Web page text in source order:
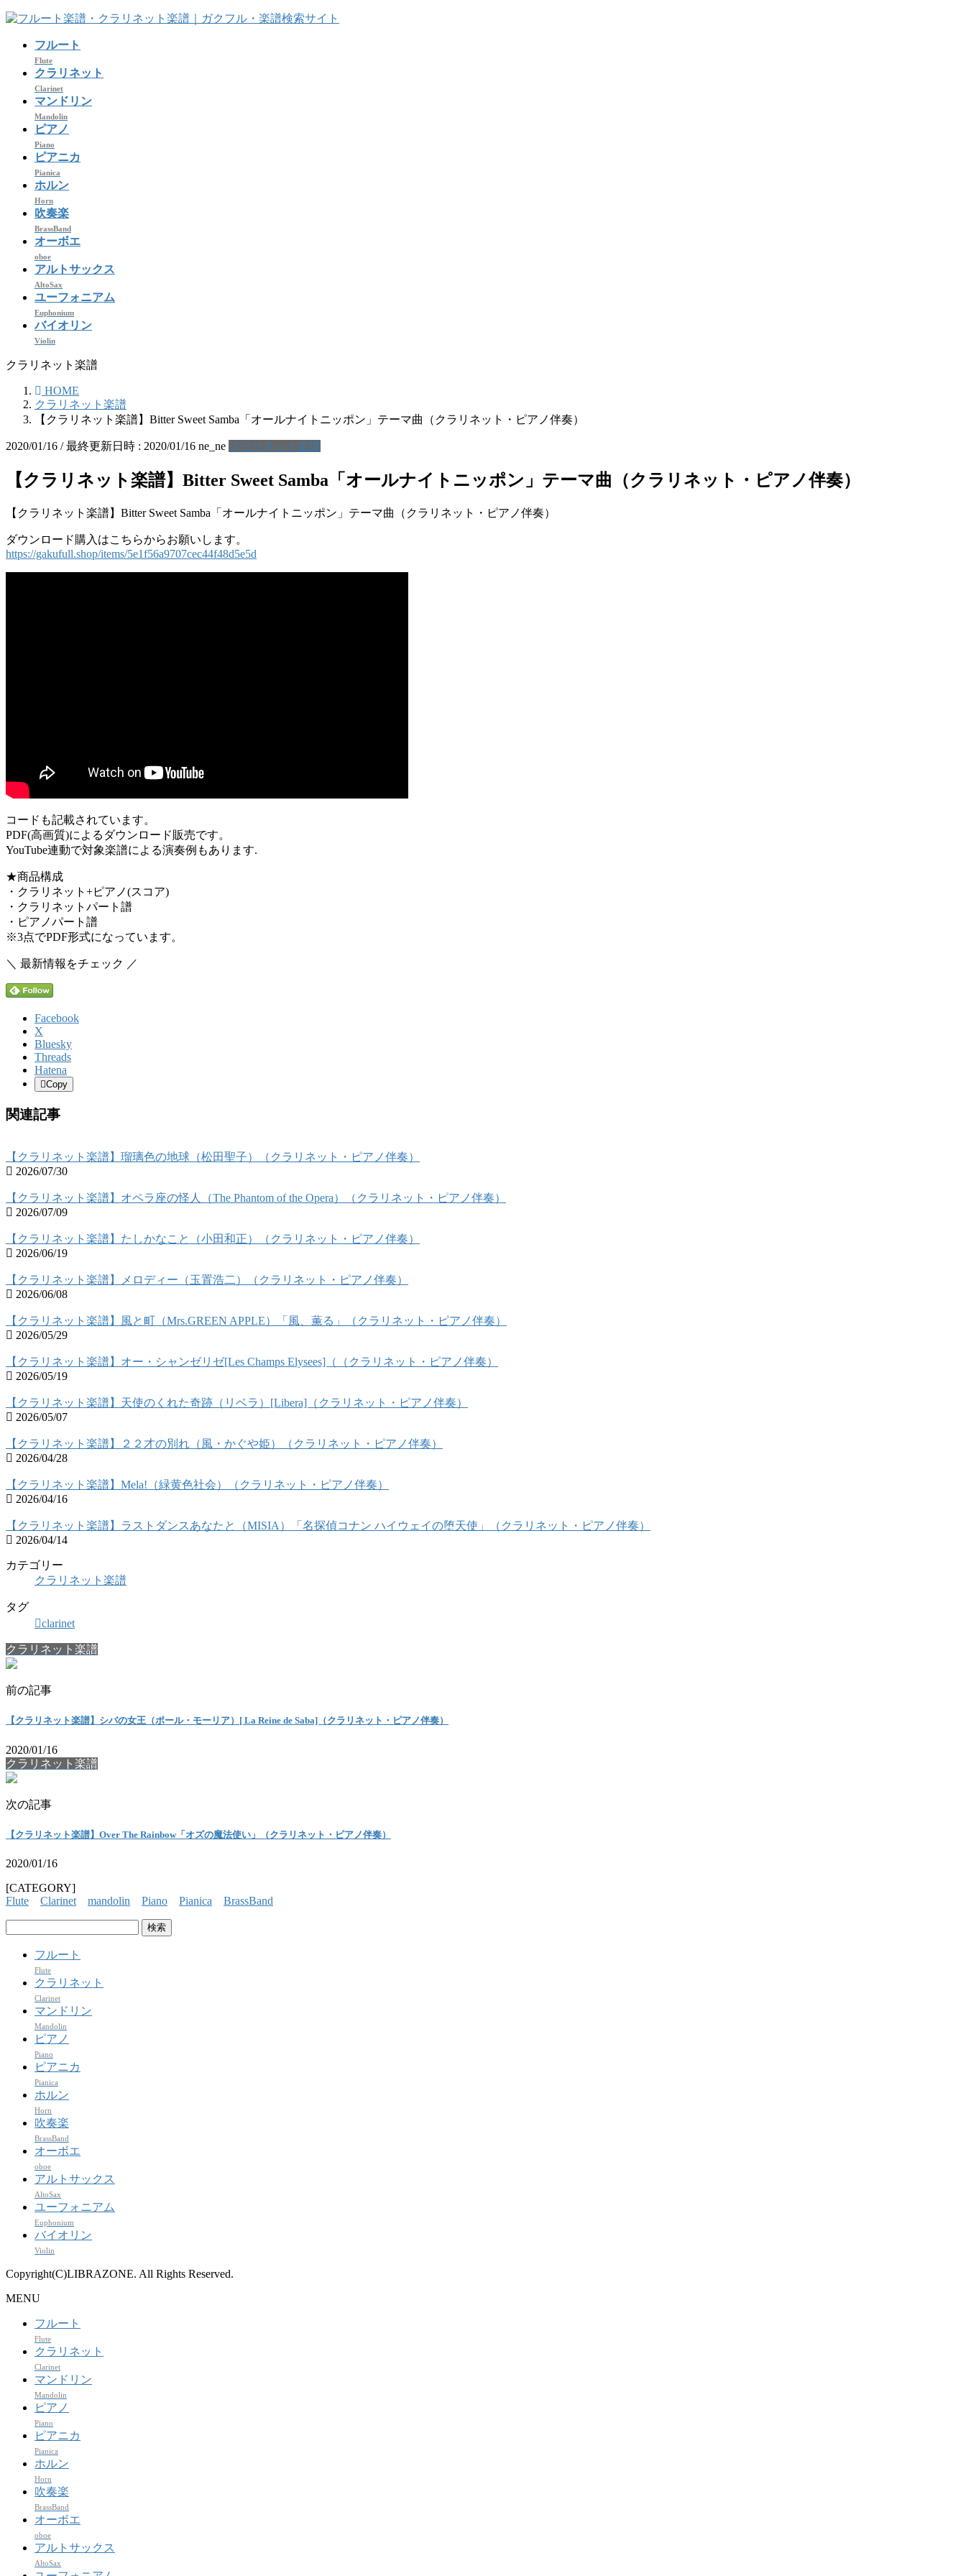
コ
ナ
フルート
Flute
クラリネット
Clarinet
マンドリン
Mandolin
ピアノ
Piano
ピアニカ
Pianica
ホルン
Horn
吹奏楽
BrassBand
オーボエ
oboe
アルトサックス
AltoSax
ユーフォニアム
Euphonium
バイオリン
Violin
クラリネット楽譜
HOME
クラリネット楽譜
【クラリネット楽譜】Bitter Sweet Samba「オールナイトニッポン」テーマ曲（クラリネット・ピアノ伴奏）
2020/01/16 / 最終更新日時 : 2020/01/16 ne_ne クラリネット楽譜
【クラリネット楽譜】Bitter Sweet Samba「オールナイトニッポン」テーマ曲（クラリネット・ピアノ伴奏）
【クラリネット楽譜】Bitter Sweet Samba「オールナイトニッポン」テーマ曲（クラリネット・ピアノ伴奏）
ダウンロード購入はこちらからお願いします。
https://gakufull.shop/items/5e1f56a9707cec44f48d5e5d
コードも記載されています。
PDF(高画質)によるダウンロード販売です。
YouTube連動で対象楽譜による演奏例もあります.
★商品構成
・クラリネット+ピアノ(スコア)
・クラリネットパート譜
・ピアノパート譜
※3点でPDF形式になっています。
＼ 最新情報をチェック ／
Facebook
X
Bluesky
Threads
Hatena
Copy
関連記事
【クラリネット楽譜】瑠璃色の地球（松田聖子）（クラリネット・ピアノ伴奏）
2026/07/30
【クラリネット楽譜】オペラ座の怪人（The Phantom of the Opera）（クラリネット・ピアノ伴奏）
2026/07/09
【クラリネット楽譜】たしかなこと（小田和正）（クラリネット・ピアノ伴奏）
2026/06/19
【クラリネット楽譜】メロディー（玉置浩二）（クラリネット・ピアノ伴奏）
2026/06/08
【クラリネット楽譜】風と町（Mrs.GREEN APPLE）「風、薫る」（クラリネット・ピアノ伴奏）
2026/05/29
【クラリネット楽譜】オー・シャンゼリゼ[Les Champs Elysees]（（クラリネット・ピアノ伴奏）
2026/05/19
【クラリネット楽譜】天使のくれた奇跡（リベラ）[Libera]（クラリネット・ピアノ伴奏）
2026/05/07
【クラリネット楽譜】２２才の別れ（風・かぐや姫）（クラリネット・ピアノ伴奏）
2026/04/28
【クラリネット楽譜】Mela!（緑黄色社会）（クラリネット・ピアノ伴奏）
2026/04/16
【クラリネット楽譜】ラストダンスあなたと（MISIA）「名探偵コナン ハイウェイの堕天使」（クラリネット・ピアノ伴奏）
2026/04/14
カテゴリー
クラリネット楽譜
タグ
clarinet
クラリネット楽譜
前の記事
【クラリネット楽譜】シバの女王（ポール・モーリア）[ La Reine de Saba]（クラリネット・ピアノ伴奏）
2020/01/16
クラリネット楽譜
次の記事
【クラリネット楽譜】Over The Rainbow「オズの魔法使い」（クラリネット・ピアノ伴奏）
2020/01/16
[CATEGORY]
Flute
Clarinet mandolin Piano Pianica
BrassBand
フルート
Flute
クラリネット
Clarinet
マンドリン
Mandolin
ピアノ
Piano
ピアニカ
Pianica
ホルン
Horn
吹奏楽
BrassBand
オーボエ
oboe
アルトサックス
AltoSax
ユーフォニアム
Euphonium
バイオリン
Violin
Copyright(C)LIBRAZONE. All Rights Reserved.
MENU
フルート
Flute
クラリネット
Clarinet
マンドリン
Mandolin
ピアノ
Piano
ピアニカ
Pianica
ホルン
Horn
吹奏楽
BrassBand
オーボエ
oboe
アルトサックス
AltoSax